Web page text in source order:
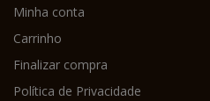
Minha conta
Carrinho
Finalizar compra
Política de Privacidade